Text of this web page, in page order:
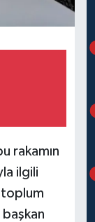
rakamın
ilgili
toplum